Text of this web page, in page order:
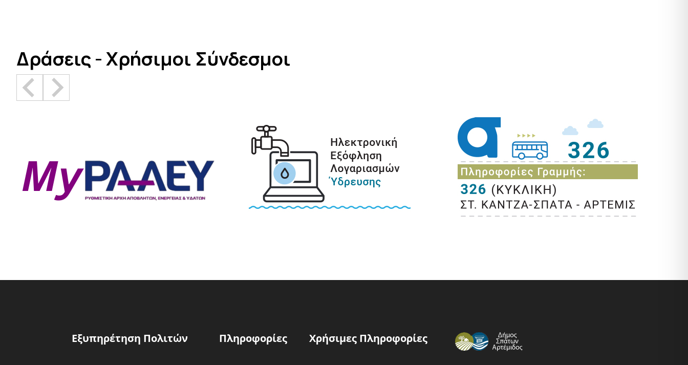
Δράσεις - Χρήσιμοι Σύνδεσμοι
Εξυπηρέτηση Πολιτών Πληροφορίες Χρήσιμες Πληροφορίες